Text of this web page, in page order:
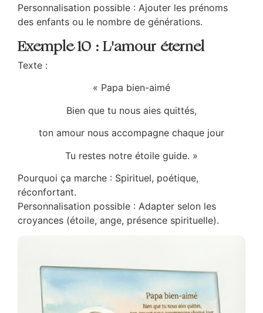
Personnalisation possible : Ajouter les prénoms
des enfants ou le nombre de générations.
Exemple 10 : L'amour éternel
Texte :
« Papa bien-aimé
Bien que tu nous aies quittés,
ton amour nous accompagne chaque jour
Tu restes notre étoile guide. »
Pourquoi ça marche : Spirituel, poétique,
réconfortant.
Personnalisation possible : Adapter selon les
croyances (étoile, ange, présence spirituelle).